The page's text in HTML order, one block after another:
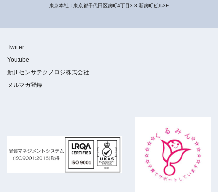
東京本社：東京都千代田区麹町4丁目3-3 新麹町ビル3F
Twitter
Youtube
新川センサテクノロジ株式会社
メルマガ登録